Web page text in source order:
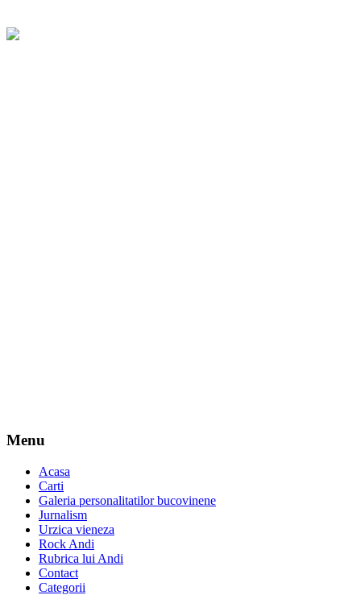
Menu
Acasa
Carti
Galeria personalitatilor bucovinene
Jurnalism
Urzica vieneza
Rock Andi
Rubrica lui Andi
Contact
Categorii